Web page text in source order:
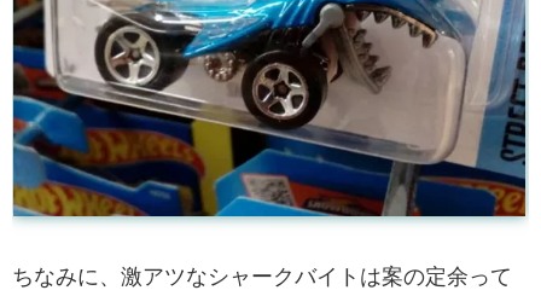
ちなみに、激アツなシャークバイトは案の定余って